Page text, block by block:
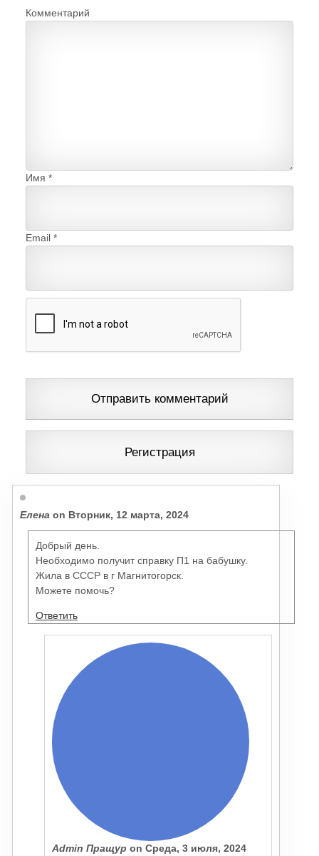
Комментарий
Имя *
Email *
Регистрация
Елена on Вторник, 12 марта, 2024
Добрый день.
Необходимо получит справку П1 на бабушку.
Жила в СССР в г Магнитогорск.
Можете помочь?
Ответить
Admin Пращур on Среда, 3 июля, 2024